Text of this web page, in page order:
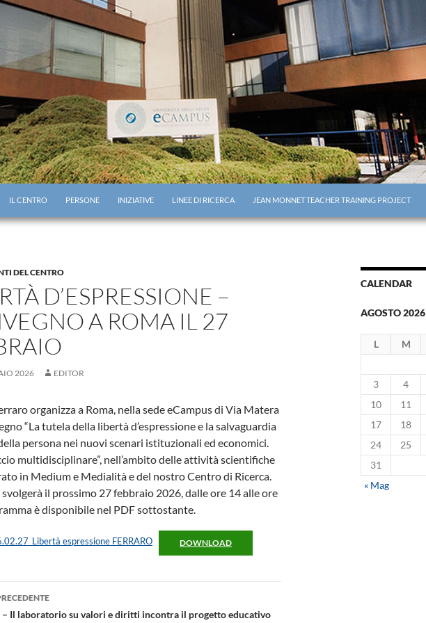
IL CENTRO PERSONE INIZIATIVE LINEE DI RICERCA JEAN MONNET TEACHER TRAINING PROJECT
DEL CENTRO
D’ESPRESSIONE –
A ROMA IL 27
2026 EDITOR
organizza a Roma, nella sede eCampus di Via Matera
“La tutela della libertà d’espressione e la salvaguardia
persona nei nuovi scenari istituzionali ed economici.
multidisciplinare”, nell’ambito delle attività scientifiche
in Medium e Medialità e del nostro Centro di Ricerca.
svolgerà il prossimo 27 febbraio 2026, dalle ore 14 alle ore
è disponibile nel PDF sottostante.
espressione FERRARO DOWNLOAD
– Il laboratorio su valori e diritti incontra il progetto educativo
CALENDAR
AGOSTO 2026
L M
3
4
10
11
17
18
24
25
31
« Mag